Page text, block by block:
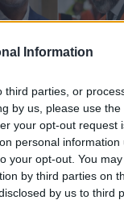
Information
parties, or
by us, please use
your opt-out request
personal
your opt-out. You
by third parties on
by us to third